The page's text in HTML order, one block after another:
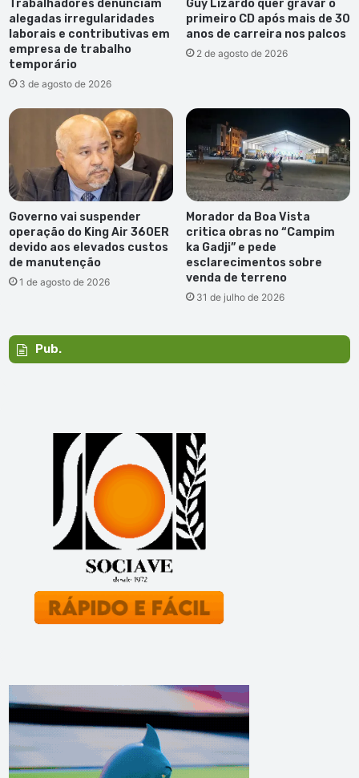
Trabalhadores denunciam
alegadas irregularidades
laborais e contributivas em
empresa de trabalho
temporário
3 de agosto de 2026
Guy Lizardo quer gravar o
primeiro CD após mais de 30
anos de carreira nos palcos
2 de agosto de 2026
Governo vai suspender
operação do King Air 360ER
devido aos elevados custos
de manutenção
1 de agosto de 2026
Morador da Boa Vista
critica obras no “Campim
ka Gadji” e pede
esclarecimentos sobre
venda de terreno
31 de julho de 2026
Pub.